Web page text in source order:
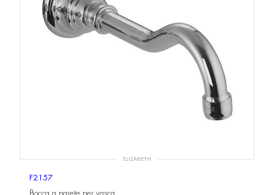
ELIZABETH
F2157
Bocca a parete per vasca